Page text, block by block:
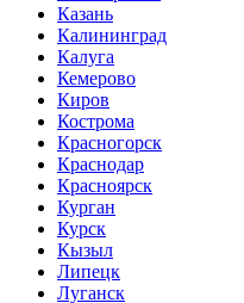
Казань
Калининград
Калуга
Кемерово
Киров
Кострома
Красногорск
Краснодар
Красноярск
Курган
Курск
Кызыл
Липецк
Луганск